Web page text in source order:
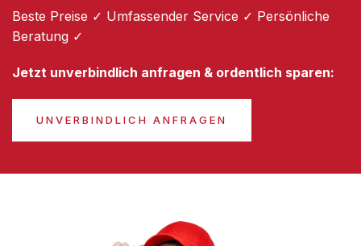
Beste Preise ✓ Umfassender Service ✓ Persönliche
Beratung ✓
Jetzt unverbindlich anfragen & ordentlich sparen:
UNVERBINDLICH ANFRAGEN